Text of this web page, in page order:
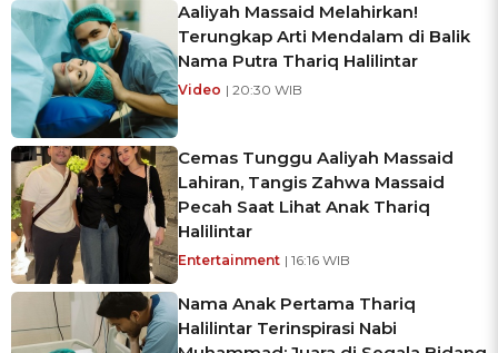
Aaliyah Massaid Melahirkan!
Terungkap Arti Mendalam di Balik
Nama Putra Thariq Halilintar
Video | 20:30 WIB
Cemas Tunggu Aaliyah Massaid
Lahiran, Tangis Zahwa Massaid
Pecah Saat Lihat Anak Thariq
Halilintar
Entertainment | 16:16 WIB
Nama Anak Pertama Thariq
Halilintar Terinspirasi Nabi